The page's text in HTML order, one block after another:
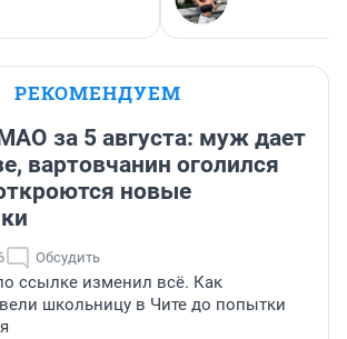
РЕКОМЕНДУЕМ
за 5 августа: муж дает
вартовчанин оголился
новые
Обсудить
ссылке изменил всё. Как
школьницу в Чите до попытки